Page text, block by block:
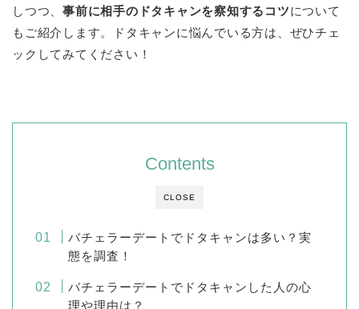
しつつ、事前に相手のドタキャンを察知するコツについて
もご紹介します。ドタキャンに悩んでいる方は、ぜひチェ
ックしてみてください！
CLOSE
Contents
バチェラーデートでドタキャンは多い？実
態を調査！
バチェラーデートでドタキャンした人の心
理や理由は？